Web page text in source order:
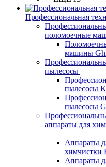
Профессиональная
поломоечные
машины
пылесосы
пылесосы
пылесосы
аппараты для
Аппараты
химчистки
Аппараты